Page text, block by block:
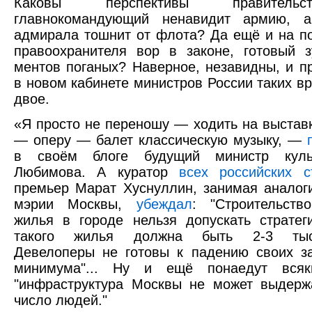
главнокомандующий ненавидит армию, а
адмирала тошнит от флота? Да ещё и на
правоохранителя вор в законе, готовый
ментов поганых? Наверное, незавидны, и
в новом кабинете министров России таких
двое.
«Я просто не переношу — ходить на
— оперу — балет классическую музыку, —
в своём блоге будущий министр
Любимова. А куратор всех российских
премьер Марат Хуснуллин, занимая
мэрии Москвы, убеждал:
жилья в городе нельзя допускать
такого жилья должна быть 2-3
Девелоперы не готовы к падению своих
минимума"... Ну и ещё понаедут
"инфраструктура Москвы не может
число людей."